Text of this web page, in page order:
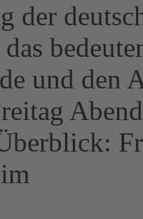
der
das
und den